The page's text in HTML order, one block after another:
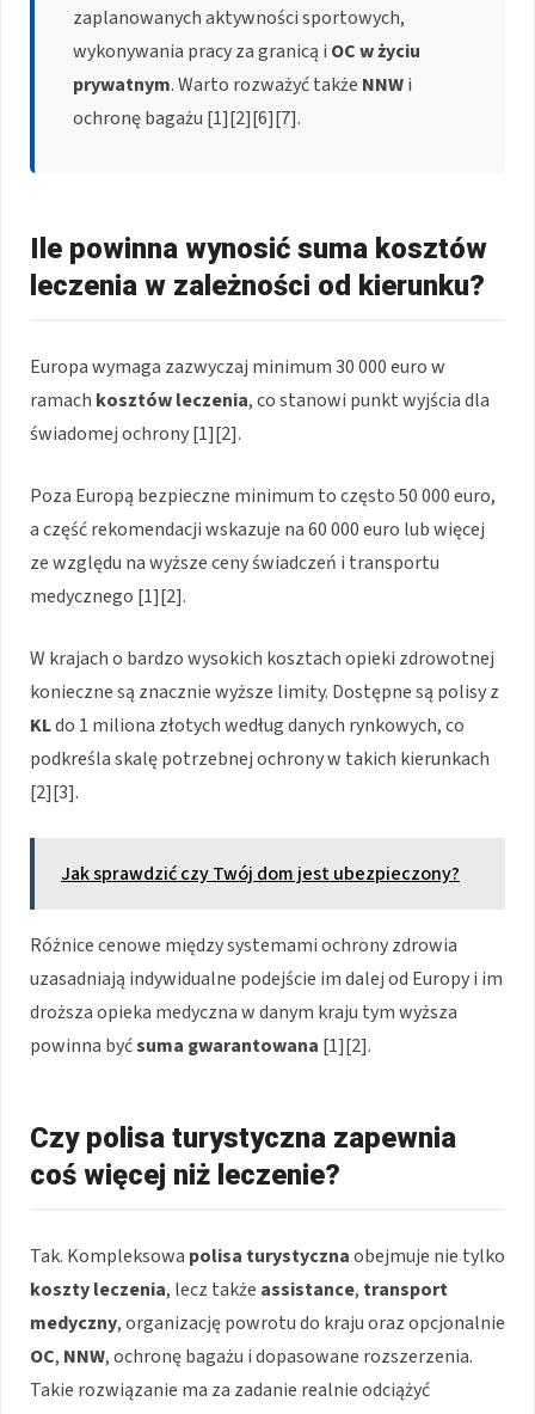
zaplanowanych aktywności sportowych,
wykonywania pracy za granicą i OC w życiu
prywatnym. Warto rozważyć także NNWi
ochronę bagażu [1][2][6][7].
Ile powinna wynosić suma kosztów
leczenia w zależności od kierunku?
Europa wymaga zazwyczaj minimum 30 000 euro w
ramach kosztów leczenia, co stanowi punkt wyjścia dla
świadomej ochrony [1][2].
Poza Europą bezpieczne minimum to często 50 000 euro,
a część rekomendacji wskazuje na 60 000 euro lub więcej
ze względu na wyższe ceny świadczeń i transportu
medycznego [1][2].
W krajach o bardzo wysokich kosztach opieki zdrowotnej
konieczne są znacznie wyższe limity. Dostępne są polisy z
KLdo 1 miliona złotych według danych rynkowych, co
podkreśla skalę potrzebnej ochrony w takich kierunkach
[2][3].
Jak sprawdzić czy Twój dom jest ubezpieczony?
Różnice cenowe między systemami ochrony zdrowia
uzasadniają indywidualne podejście im dalej od Europy i im
droższa opieka medyczna w danym kraju tym wyższa
powinna byćsuma gwarantowana [1][2].
Czy polisa turystyczna zapewnia
coś więcej niż leczenie?
Tak. Kompleksowa polisa turystycznaobejmuje nie tylko
koszty leczenia, lecz także assistance, transport
medyczny, organizację powrotu do kraju oraz opcjonalnie
OC, NNW, ochronę bagażu i dopasowane rozszerzenia.
Takie rozwiązanie ma za zadanie realnie odciążyć